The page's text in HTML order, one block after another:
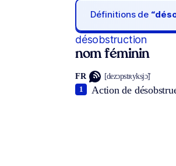
Définitions de
désobstruction
nom féminin
FR [dezɔpstʀyksjɔ̃]
Action de
1